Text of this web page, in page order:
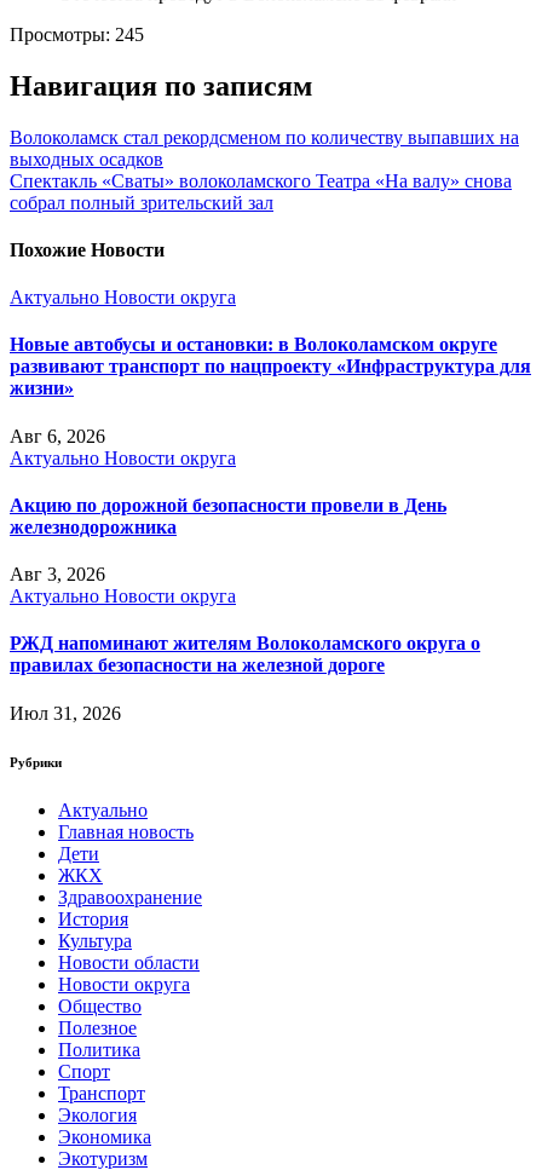
Просмотры: 245
Навигация по записям
Волоколамск стал рекордсменом по количеству выпавших на
выходных осадков
Спектакль «Сваты» волоколамского Театра «На валу» снова
собрал полный зрительский зал
Похожие Новости
Актуально Новости округа
Новые автобусы и остановки: в Волоколамском округе
развивают транспорт по нацпроекту «Инфраструктура для
жизни»
Авг 6, 2026
Актуально Новости округа
Акцию по дорожной безопасности провели в День
железнодорожника
Авг 3, 2026
Актуально Новости округа
РЖД напоминают жителям Волоколамского округа о
правилах безопасности на железной дороге
Июл 31, 2026
Рубрики
Актуально
Главная новость
Дети
ЖКХ
Здравоохранение
История
Культура
Новости области
Новости округа
Общество
Полезное
Политика
Спорт
Транспорт
Экология
Экономика
Экотуризм